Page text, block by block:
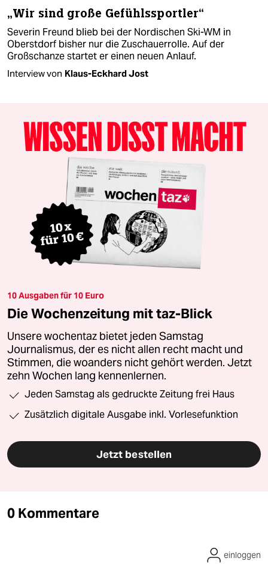
„Wir sind große Gefühlssportler“
Severin Freund blieb bei der Nordischen Ski-WM in
Oberstdorf bisher nur die Zuschauerrolle. Auf der
Großschanze startet er einen neuen Anlauf.
Interview von Klaus-Eckhard Jost
10 Ausgaben für 10 Euro
Die Wochenzeitung mit taz-Blick
Unsere wochentaz bietet jeden Samstag
Journalismus, der es nicht allen recht macht und
Stimmen, die woanders nicht gehört werden. Jetzt
zehn Wochen lang kennenlernen.
Jeden Samstag als gedruckte Zeitung frei Haus
Zusätzlich digitale Ausgabe inkl. Vorlesefunktion
Jetzt bestellen
0 Kommentare
einloggen